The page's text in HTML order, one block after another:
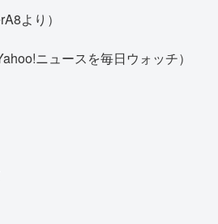
より）
ニュースを毎日ウォッチ）